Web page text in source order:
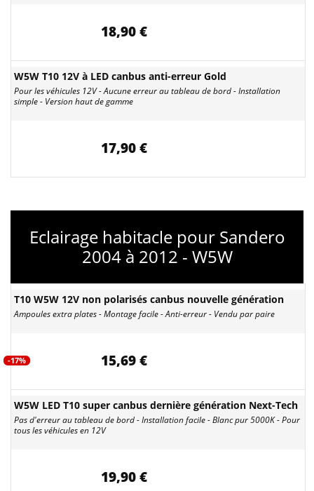
18,90 €
W5W T10 12V à LED canbus anti-erreur Gold
Pour les véhicules 12V - Aucune erreur au tableau de bord - Installation
simple - Version haut de gamme
17,90 €
Eclairage habitacle pour Sandero
2004 à 2012 - W5W
T10 W5W 12V non polarisés canbus nouvelle génération
Ampoules extra plates - Montage facile - Anti-erreur - Vendu par paire
-17% 15,69 €
W5W LED T10 super canbus dernière génération Next-Tech
Pas d'erreur au tableau de bord - Installation facile - Blanc pur 5000K - Pour
tous les véhicules en 12V
19,90 €